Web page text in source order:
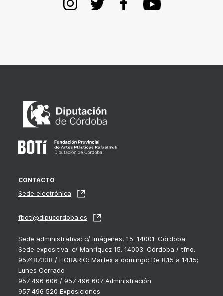
CONTACTO
Sede electrónica
fboti@dipucordoba.es
Sede administrativa: c/ Imágenes, 15. 14001. Córdoba
Sede expositiva: c/ Manríquez 15. 14003. Córdoba / tfno.
957487338 / HORARIO: Martes a domingo: De 8.15 a 14.15;
Lunes Cerrado
957 496 606 / 957 496 607 Administración
957 496 520 Exposiciones